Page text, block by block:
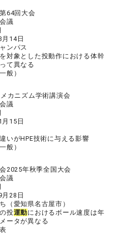
64回大会
議
14日
ンパス
対象とした投動作における体幹
て異なる
般）
カニズム学術講演会
議
15日
いがHPE技術に与える影響
般）
2025年秋季全国大会
議
28日
（愛知県名古屋市）
投運動におけるボール速度は年
ータが異なる